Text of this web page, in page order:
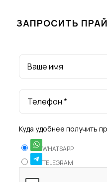
ЗАПРОСИТЬ
Ваше имя
Телефон *
Куда удобнее получить
WHATSAPP
TELEGRAM